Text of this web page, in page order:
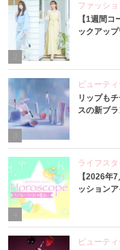
ファッショ
【1週間
ックアッ
3
ビューティ
リップも
スの新ブ
4
ライフス
【2026年
ッション
ビューティ